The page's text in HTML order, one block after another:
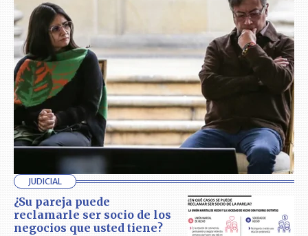
JUDICIAL
¿Su pareja puede
reclamarle ser socio de los
negocios que usted tiene?